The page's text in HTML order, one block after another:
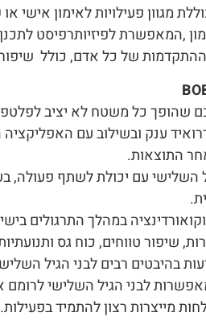
מגוון פעילויות לאימון אישי
לפיזיותרפיסט לתכנן
של כל אדם, כולל שיפור
שהופך כל משטח לא יציב
ענק ובשילוב עם
התוצאות.
עם יכולת לשתף פעולה,
במהלך התרגולים
שיפור טווחים, כוח גס
בהיבטים רבים לבני הגיל
לבני הגיל השלישי
מייצרות רצון להתמיד בפעילות.